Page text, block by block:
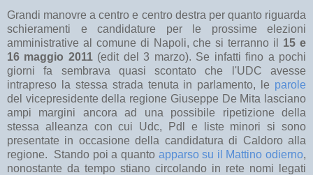
Grandi manovre a centro e centro destra per quanto riguarda
schieramenti e candidature per le prossime elezioni
amministrative al comune di Napoli, che si terranno il 15 e
16 maggio 2011(edit del 3 marzo). Se infatti fino a pochi
giorni fa sembrava quasi scontato che l'UDC avesse
intrapreso la stessa strada tenuta in parlamento, le parole
del vicepresidente della regione Giuseppe De Mita lasciano
ampi margini ancora ad una possibile ripetizione della
stessa alleanza con cui Udc, Pdl e liste minori si sono
presentate in occasione della candidatura di Caldoro alla
regione. Stando poi a quanto apparso su il Mattino odierno,
nonostante da tempo stiano circolando in rete nomi legati